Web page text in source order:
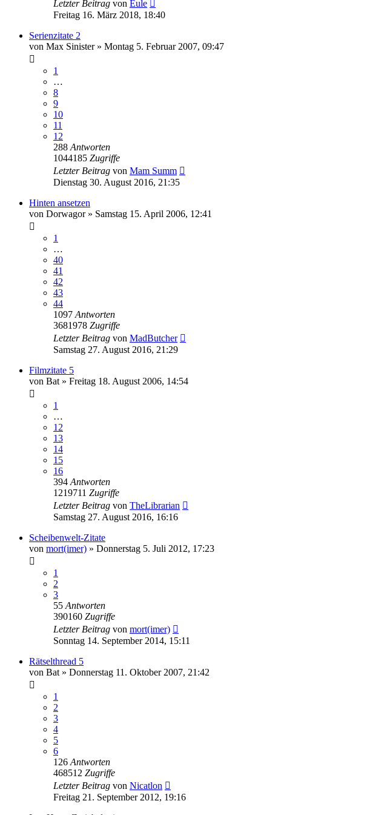
Letzter Beitrag von Eule
Freitag 16. März 2018, 18:40
Serienzitate 2
von Max Sinister» Montag 5. Februar 2007, 09:47
1
…
8
9
10
11
12
288 Antworten
1044185 Zugriffe
Letzter Beitrag von Mam Summ
Dienstag 30. August 2016, 21:35
Hinten ansetzen
von Dorwagor» Samstag 15. April 2006, 12:41
1
…
40
41
42
43
44
1097 Antworten
3681978 Zugriffe
Letzter Beitrag von MadButcher
Samstag 27. August 2016, 21:29
Filmzitate 5
von Bat » Freitag 18. August 2006, 14:54
1
…
12
13
14
15
16
394 Antworten
1219711 Zugriffe
Letzter Beitrag von TheLibrarian
Samstag 27. August 2016, 16:16
Scheibenwelt-Zitate
von mort(imer) » Donnerstag 5. Juli 2012, 17:23
1
2
3
55 Antworten
390160 Zugriffe
Letzter Beitrag von mort(imer)
Sonntag 14. September 2014, 15:11
Rätselthread 5
von Bat » Donnerstag 11. Oktober 2007, 21:42
1
2
3
4
5
6
126 Antworten
468512 Zugriffe
Letzter Beitrag von Nicatlon
Freitag 21. September 2012, 19:16